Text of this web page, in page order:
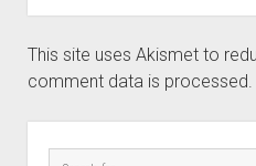
This site uses Akismet to
comment data is processed.